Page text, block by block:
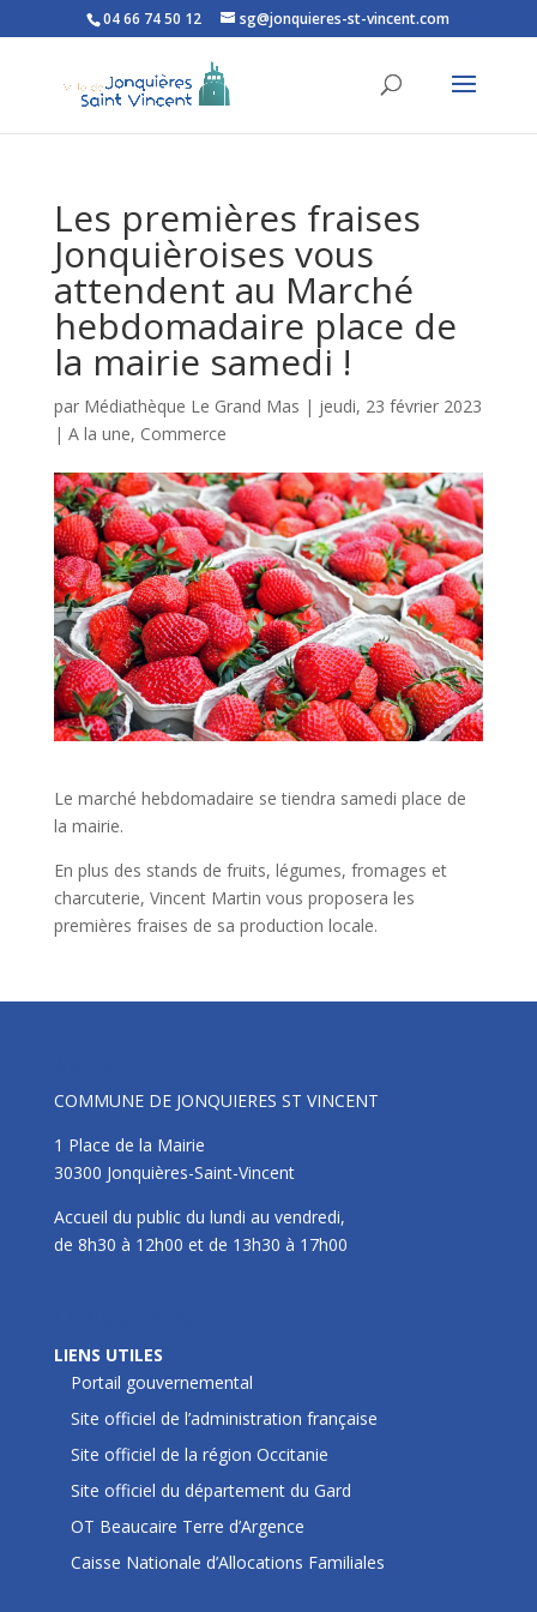
Ouvrir la barre d’outils
04 66 74 50 12 sg@jonquieres-st-vincent.com
Les premières fraises
Jonquièroises vous
attendent au Marché
hebdomadaire place de
la mairie samedi !
par Médiathèque Le Grand Mas | jeudi, 23 février 2023
| A la une, Commerce
Le marché hebdomadaire se tiendra samedi place de
la mairie.
En plus des stands de fruits, légumes, fromages et
charcuterie, Vincent Martin vous proposera les
premières fraises de sa production locale.
COMMUNE DE JONQUIERES ST VINCENT
1 Place de la Mairie
30300 Jonquières-Saint-Vincent
Accueil du public du lundi au vendredi,
de 8h30 à 12h00 et de 13h30 à 17h00
LIENS UTILES
Portail gouvernemental
Site officiel de l’administration française
Site officiel de la région Occitanie
Site officiel du département du Gard
OT Beaucaire Terre d’Argence
Caisse Nationale d’Allocations Familiales